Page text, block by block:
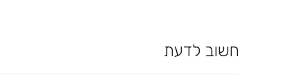
חשוב לדעת